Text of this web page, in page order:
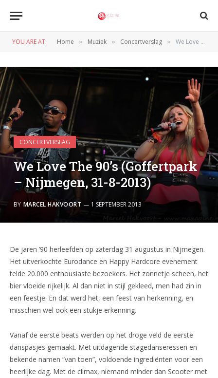
YOU ARE AT: Home » Muziek » Concertverslag » We Love The 90’s (Goffertpark – Nijmegen, 31-8-2013)
CONCERTVERSLAG
We Love The 90’s (Goffertpark
– Nijmegen, 31-8-2013)
BY MARCEL HAKVOORT 1 SEPTEMBER 2013
De jaren ’90 herleefden op zaterdag 31 augustus in Nijmegen.
Het uitverkochte Eurodance en Happy Hardcore evenement
telde 20.000 enthousiaste bezoekers. Het zonnetje scheen, het
bier vloeide rijkelijk. Al dan niet in stijl gekleed, men had zin in
een feestje. En dat werd het, een feest van herkenning, en
misschien wel ook een stukje erkenning.
Vanaf de eerste beats werden op het droge veld de eerste
danspasjes gemaakt. Met uitdagende stagedanseressen en
bekende namen “van toen”, voldoende ingrediënten voor een
heerlijke dag. Met de climax, niemand minder dan Scooter met